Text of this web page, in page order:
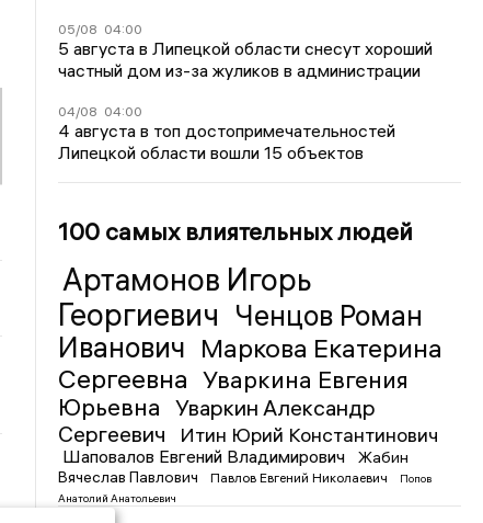
05/08 04:00
5 августа в Липецкой области снесут хороший
частный дом из-за жуликов в администрации
04/08 04:00
4 августа в топ достопримечательностей
Липецкой области вошли 15 объектов
100 самых влиятельных людей
Артамонов Игорь
Георгиевич Ченцов Роман
Иванович Маркова Екатерина
Сергеевна Уваркина Евгения
Юрьевна
Уваркин Александр
Сергеевич
Итин Юрий Константинович
Шаповалов Евгений Владимирович
Жабин
Вячеслав Павлович
Павлов Евгений Николаевич
Попов
Анатолий Анатольевич